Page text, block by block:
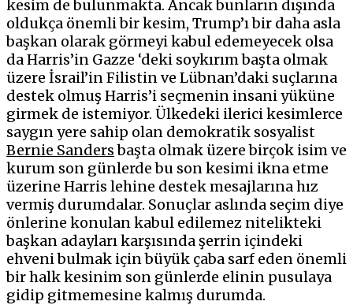
kesim de bulunmakta. Ancak bunların dışında
oldukça önemli bir kesim, Trump’ı bir daha asla
başkan olarak görmeyi kabul edemeyecek olsa
da Harris’in Gazze ‘deki soykırım başta olmak
üzere İsrail’in Filistin ve Lübnan’daki suçlarına
destek olmuş Harris’i seçmenin insani yüküne
girmek de istemiyor. Ülkedeki ilerici kesimlerce
saygın yere sahip olan demokratik sosyalist
Bernie Sandersbaşta olmak üzere birçok isim ve
kurum son günlerde bu son kesimi ikna etme
üzerine Harris lehine destek mesajlarına hız
vermiş durumdalar. Sonuçlar aslında seçim diye
önlerine konulan kabul edilemez nitelikteki
başkan adayları karşısında şerrin içindeki
ehveni bulmak için büyük çaba sarf eden önemli
bir halk kesinim son günlerde elinin pusulaya
gidip gitmemesine kalmış durumda.